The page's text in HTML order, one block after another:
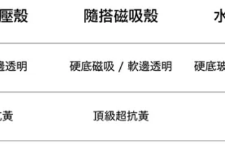
透視束
大眼睛透氣網眼透視手